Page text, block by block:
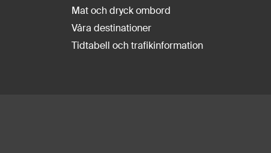
Mat och dryck ombord
Våra destinationer
Tidtabell och trafikinformation